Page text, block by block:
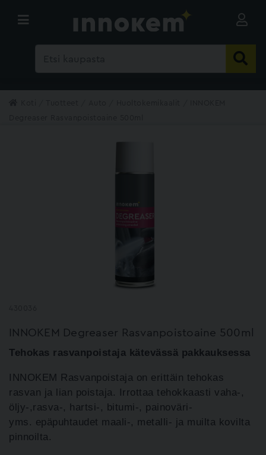
INNOKEM Degreaser Rasvanpoistoaine 500ml
Tehokas rasvanpoistaja kätevässä pakkauksessa
INNOKEM Rasvanpoistaja on erittäin tehokas
rasvan ja lian poistaja. Irrottaa tehokkaasti vaha-,
öljy-,rasva-, hartsi-, bitumi-, painoväri-
yms. epäpuhtaudet maali-, metalli- ja muilta kovilta
pinnoilta.